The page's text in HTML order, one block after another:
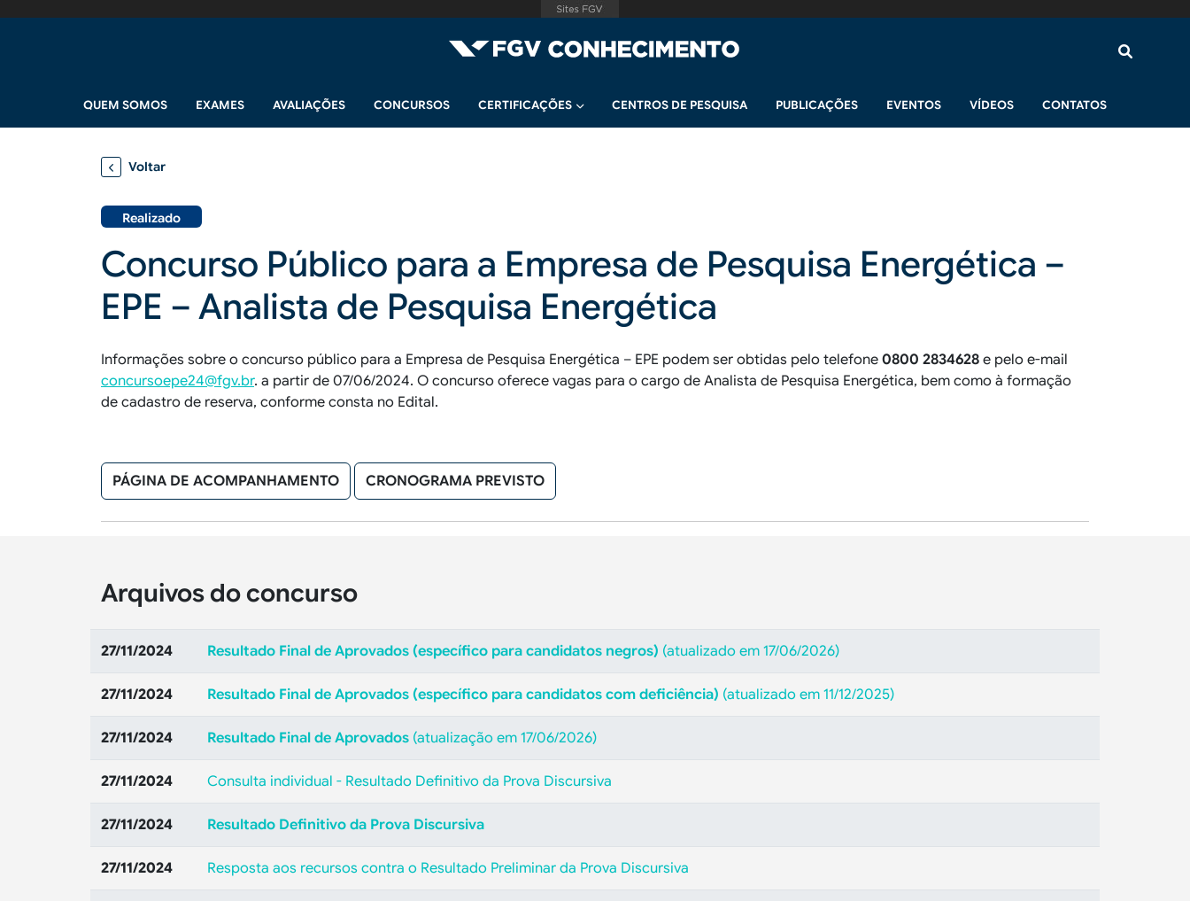
Navegação principal
QUEM SOMOS EXAMES AVALIAÇÕES CONCURSOS CERTIFICAÇÕES CENTROS DE PESQUISA PUBLICAÇÕES EVENTOS VÍDEOS CONTATOS
Voltar
Realizado
Concurso Público para a Empresa de Pesquisa Energética –
EPE – Analista de Pesquisa Energética
Informações sobre o concurso público para a Empresa de Pesquisa Energética – EPE podem ser obtidas pelo telefone 0800 2834628 e pelo e-mail
concursoepe24@fgv.br. a partir de 07/06/2024. O concurso oferece vagas para o cargo de Analista de Pesquisa Energética, bem como à formação
de cadastro de reserva, conforme consta no Edital.
PÁGINA DE ACOMPANHAMENTO CRONOGRAMA PREVISTO
Arquivos do concurso
27/11/2024 Resultado Final de Aprovados (específico para candidatos negros) (atualizado em 17/06/2026)
27/11/2024 Resultado Final de Aprovados (específico para candidatos com deficiência) (atualizado em 11/12/2025)
27/11/2024 Resultado Final de Aprovados (atualização em 17/06/2026)
27/11/2024 Consulta individual - Resultado Definitivo da Prova Discursiva
27/11/2024 Resultado Definitivo da Prova Discursiva
27/11/2024 Resposta aos recursos contra o Resultado Preliminar da Prova Discursiva